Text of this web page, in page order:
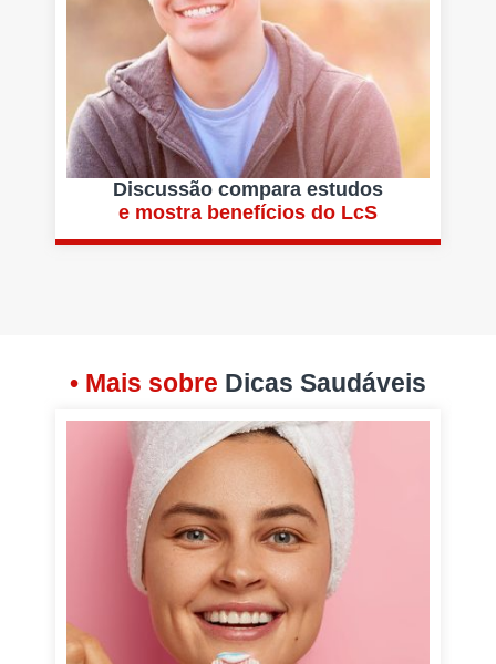
Discussão compara estudos
e mostra benefícios do LcS
• Mais sobre Dicas Saudáveis